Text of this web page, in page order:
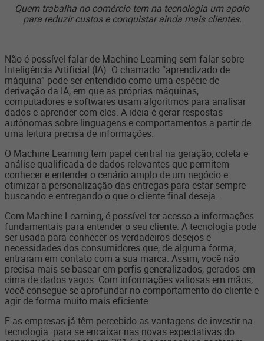
Quem trabalha no comércio tem na tecnologia um apoio
para reduzir custos e conquistar ainda mais clientes.
Não é possível falar de Machine Learning sem falar sobre
Inteligência Artificial (IA). O chamado “aprendizado de
máquina” pode ser entendido como uma espécie de
derivação da IA, em que as próprias máquinas,
computadores e softwares usam algoritmos para analisar
dados e aprender com eles. A ideia é gerar respostas
autônomas sobre linguagens e comportamentos a partir de
uma leitura precisa de informações.
O Machine Learning tem papel central na geração, coleta e
análise qualificada de dados relevantes que permitem
conhecer e entender o cenário amplo de um negócio e
otimizar a personalização das entregas para estar sempre
buscando e entregando o que o cliente final deseja.
Com Machine Learning, é possível ter acesso a informações
fundamentais para entender o seu cliente. A tecnologia pode
ser usada para conhecer os verdadeiros desejos e
necessidades dos consumidores que, de alguma forma,
entraram em contato com a sua marca. Assim, você não
precisa mais se basear em perfis generalizados, gerados em
cima de dados vagos. Com informações valiosas em mãos,
você consegue se aprofundar no comportamento do cliente e
agir de forma muito mais eficiente.
E as empresas já têm percebido as vantagens de investir na
tecnologia: para se encaixar nas novas expectativas do